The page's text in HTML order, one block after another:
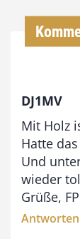
DJ1MV
Mit Holz
Hatte
Und
wieder
Grüße, FP
Antworten